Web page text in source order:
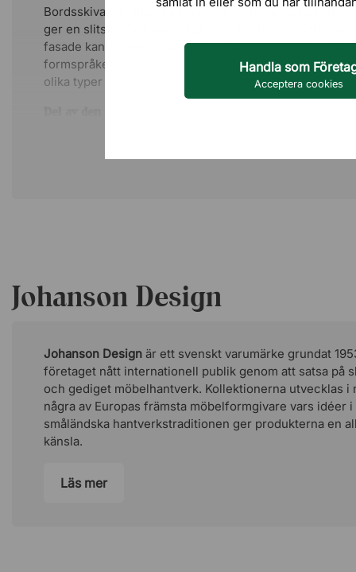
Handla som
Acceptera cookies
Bordsskivan är tillverkad i laminat och klarlackad MDF,
ger en slitstark yta samtidigt som den behåller ett
fasade kanten ger bordet en elegant finish och
formspråket. Materialvalen gör bordet både hållbart
olika typer av miljöer.
Kayser (född 1978). Deras arbete har belönats med
designutmärkelser, däribland Interior Innovation Award,
publikationer världen över.
Johanson Design
Johanson Design är ett svenskt varumärke grundat
företaget nått internationell publik genom att satsa på
och gediget möbelhantverk. Kollektionerna utvecklas i
några av Europas främsta möbelformgivare vars idéer
småländska hantverkstraditionen ger produkterna en
känsla.
Läs mer